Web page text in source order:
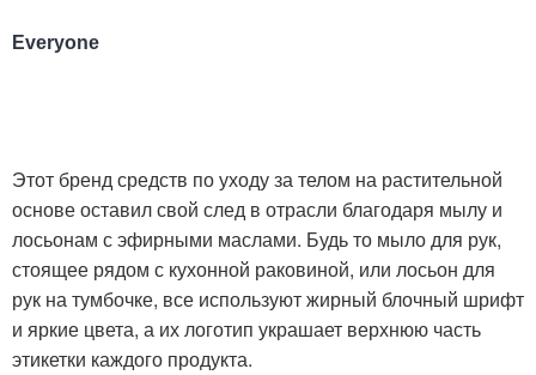
Everyone
Этот бренд средств по уходу за телом на растительной
основе оставил свой след в отрасли благодаря мылу и
лосьонам с эфирными маслами. Будь то мыло для рук,
стоящее рядом с кухонной раковиной, или лосьон для
рук на тумбочке, все используют жирный блочный шрифт
и яркие цвета, а их логотип украшает верхнюю часть
этикетки каждого продукта.